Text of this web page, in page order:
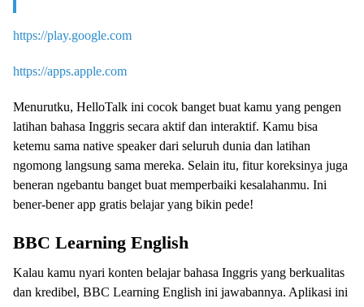
https://play.google.com
https://apps.apple.com
Menurutku, HelloTalk ini cocok banget buat kamu yang pengen
latihan bahasa Inggris secara aktif dan interaktif. Kamu bisa
ketemu sama native speaker dari seluruh dunia dan latihan
ngomong langsung sama mereka. Selain itu, fitur koreksinya juga
beneran ngebantu banget buat memperbaiki kesalahanmu. Ini
bener-bener app gratis belajar yang bikin pede!
BBC Learning English
Kalau kamu nyari konten belajar bahasa Inggris yang berkualitas
dan kredibel, BBC Learning English ini jawabannya. Aplikasi ini